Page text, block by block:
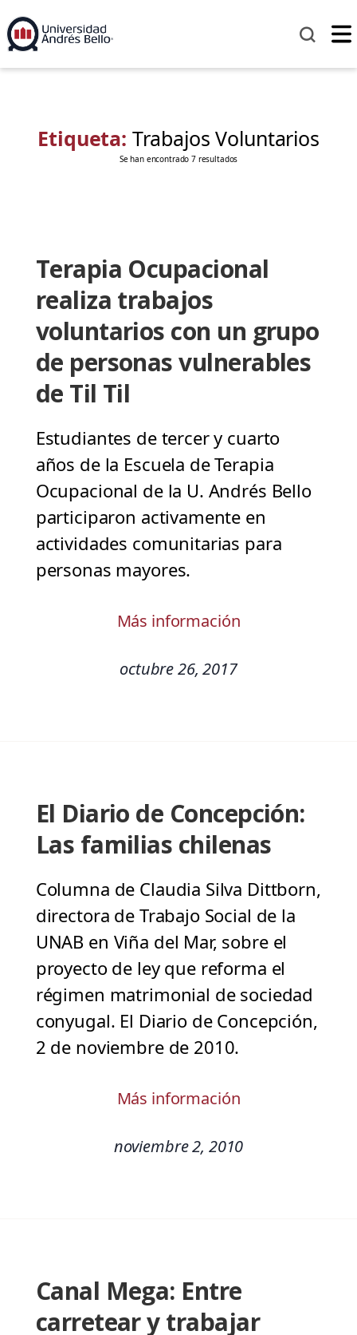
Etiqueta: Trabajos Voluntarios
Se han encontrado 7 resultados
Terapia Ocupacional
realiza trabajos
voluntarios con un grupo
de personas vulnerables
de Til Til
Estudiantes de tercer y cuarto
años de la Escuela de Terapia
Ocupacional de la U. Andrés Bello
participaron activamente en
actividades comunitarias para
personas mayores.
Más información
octubre 26, 2017
El Diario de Concepción:
Las familias chilenas
Columna de Claudia Silva Dittborn,
directora de Trabajo Social de la
UNAB en Viña del Mar, sobre el
proyecto de ley que reforma el
régimen matrimonial de sociedad
conyugal. El Diario de Concepción,
2 de noviembre de 2010.
Más información
noviembre 2, 2010
Canal Mega: Entre
carretear y trabajar